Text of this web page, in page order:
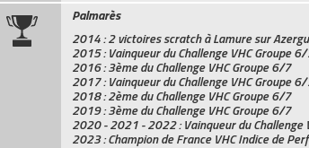
Palmarès
2014 : 2 victoires scratch à Lamure sur
2015 : Vainqueur du Challenge VHC Groupe
2016 : 3ème du Challenge VHC Groupe 6/7
2017 : Vainqueur du Challenge VHC Groupe
2018 : 2ème du Challenge VHC Groupe 6/7
2019 : 3ème du Challenge VHC Groupe 6/7
2020 - 2021 - 2022 : Vainqueur du Challenge
2023 : Champion de France VHC Indice de